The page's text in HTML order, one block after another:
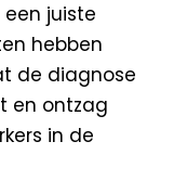
juiste
hebben
de diagnose
en ontzag
in de